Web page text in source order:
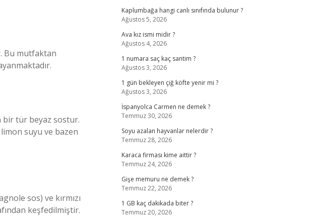
Bu mutfaktan
bir tür beyaz sostur.
suyu ve bazen
sos) ve kırmızı
keşfedilmiştir.
Kaplumbağa hangi canlı sınıfında bulunur ?
Ağustos 5, 2026
Ava kız ismi midir ?
Ağustos 4, 2026
1 numara saç kaç santim ?
Ağustos 3, 2026
1 gün bekleyen çiğ köfte yenir mi ?
Ağustos 3, 2026
İspanyolca Carmen ne demek ?
Temmuz 30, 2026
Soyu azalan hayvanlar nelerdir ?
Temmuz 28, 2026
Karaca firması kime aittir ?
Temmuz 24, 2026
Gişe memuru ne demek ?
Temmuz 22, 2026
1 GB kaç dakikada biter ?
Temmuz 20, 2026